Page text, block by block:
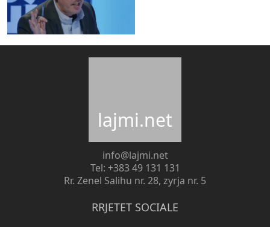
lajmi.net
info@lajmi.net
Tel: +383 49 131 131
Rr. Zenel Salihu nr. 28, zyrja nr. 5
RRJETET SOCIALE